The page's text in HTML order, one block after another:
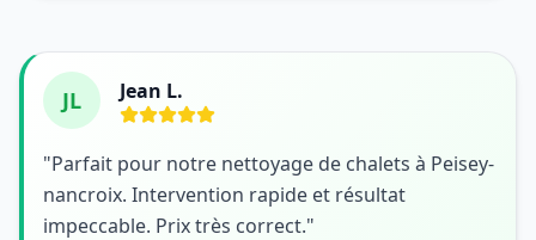
JL Jean L.
"Parfait pour notre nettoyage de chalets à Peisey-
nancroix. Intervention rapide et résultat
impeccable. Prix très correct."